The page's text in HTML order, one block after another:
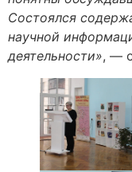
Состоялся
научной
деятельности», —